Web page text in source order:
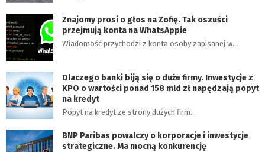
Znajomy prosi o głos na Zofię. Tak oszuści
przejmują konta na WhatsAppie
Wiadomość przychodzi z konta osoby zapisanej w…
Dlaczego banki biją się o duże firmy. Inwestycje z
KPO o wartości ponad 158 mld zł napędzają popyt
na kredyt
Popyt na kredyt ze strony dużych firm…
BNP Paribas powalczy o korporacje i inwestycje
strategiczne. Ma mocną konkurencję